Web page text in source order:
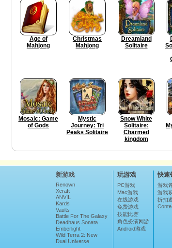
Age of
Mahjong
Christmas
Mahjong
Dreamland
Solitaire
Mosaic: Game
of Gods
Mystic
Journey: Tri
Peaks Solitaire
Snow White
Solitaire:
Charmed
kingdom
新游戏
Renown
Xcraft
ANVIL
Kards
Vaults
Battle For The Galaxy
Deadhaus Sonata
Emberlight
Wild Terra 2: New
Lands
Dual Universe
玩游戏
PC游戏
Mac游戏
在线游戏
免费游戏
技能比赛
角色扮演网游
Android游戏
快速
游戏
游戏
折扣